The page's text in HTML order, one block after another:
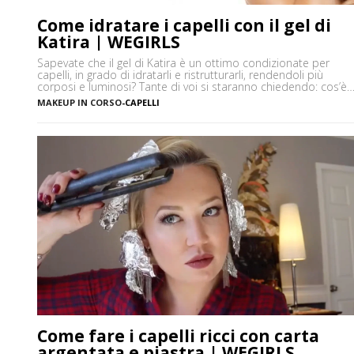
Come idratare i capelli con il gel di
Katira | WEGIRLS
Sapevate che il gel di Katira è un ottimo condizionate per
capelli, in grado di idratarli e ristrutturarli, rendendoli più
corposi e luminosi? Tante di voi si staranno chiedendo: cos’è
la Katira? La Katira o Gomma Adragante è una resina
gelificante naturale ottenuta dalla linfa essiccata di Astragalus
MAKEUP IN CORSO-CAPELLI
Come fare i capelli ricci con carta